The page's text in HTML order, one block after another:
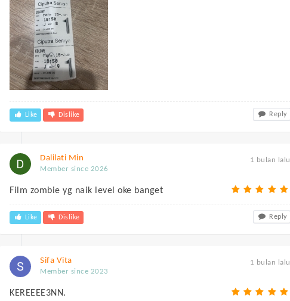
Like Dislike Reply
1 bulan lalu
Dalilati Min
Member since 2026
Film zombie yg naik level oke banget
Like Dislike Reply
1 bulan lalu
Sifa Vita
Member since 2023
KEREEEE3NN.